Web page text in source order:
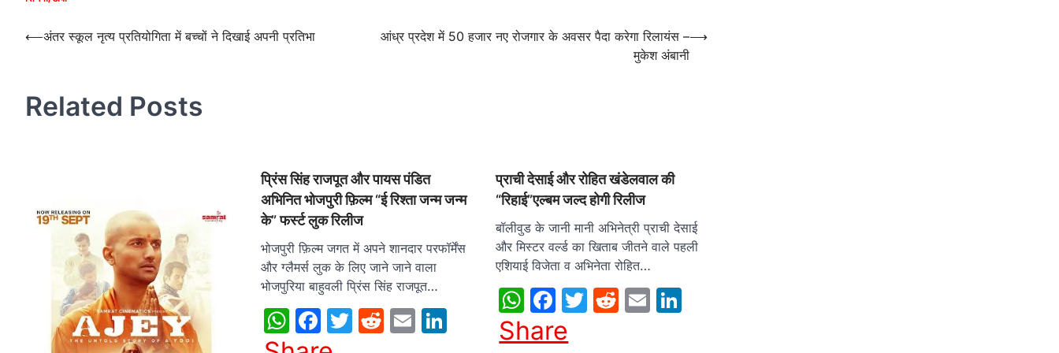
Post
⟵अंतर स्कूल नृत्य प्रतियोगिता में बच्चों ने दिखाई अपनी प्रतिभा
आंध्र प्रदेश में 50 हजार नए रोजगार के अवसर पैदा करेगा रिलायंस –
मुकेश अंबानी
⟶
Related Posts
प्रिंस सिंह राजपूत और पायस पंडित
अभिनित भोजपुरी फ़िल्म “ई रिश्ता जन्म जन्म
के” फर्स्ट लुक रिलीज
भोजपुरी फ़िल्म जगत में अपने शानदार परफॉर्मेंस
और ग्लैमर्स लुक के लिए जाने जाने वाला
भोजपुरिया बाहुवली प्रिंस सिंह राजपूत…
WhatsApp
Facebook
Twitter
Reddit
EmailLinkedIn
प्राची देसाई और रोहित खंडेलवाल की
“रिहाई”एल्बम जल्द होगी रिलीज
बॉलीवुड के जानी मानी अभिनेत्री प्राची देसाई
और मिस्टर वर्ल्ड का खिताब जीतने वाले पहली
एशियाई विजेता व अभिनेता रोहित…
WhatsApp
Facebook
Twitter
Reddit
Email
Share